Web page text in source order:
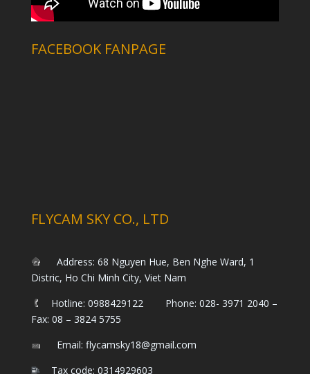
FACEBOOK FANPAGE
FLYCAM SKY CO., LTD
Address: 68 Nguyen Hue, Ben Nghe Ward, 1
Distric, Ho Chi Minh City, Viet Nam
Hotline: 0988429122 Phone: 028- 3971 2040 –
Fax: 08 – 3824 5755
Email: flycamsky18@gmail.com
Tax code: 0314929603